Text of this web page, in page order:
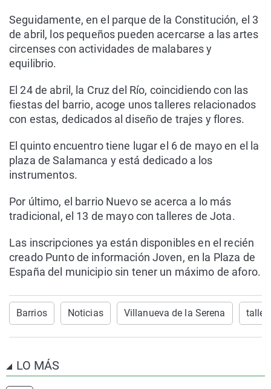
Seguidamente, en el parque de la Constitución, el 3
de abril, los pequeños pueden acercarse a las artes
circenses con actividades de malabares y
equilibrio.
El 24 de abril, la Cruz del Río, coincidiendo con las
fiestas del barrio, acoge unos talleres relacionados
con estas, dedicados al diseño de trajes y flores.
El quinto encuentro tiene lugar el 6 de mayo en el la
plaza de Salamanca y está dedicado a los
instrumentos.
Por último, el barrio Nuevo se acerca a lo más
tradicional, el 13 de mayo con talleres de Jota.
Las inscripciones ya están disponibles en el recién
creado Punto de información Joven, en la Plaza de
España del municipio sin tener un máximo de aforo.
Barrios Noticias Villanueva de la Serena
LO MÁS